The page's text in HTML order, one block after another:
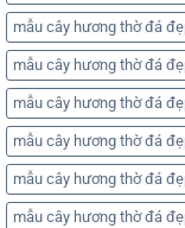
mẫu cây hương thờ đá
mẫu cây hương thờ đá
mẫu cây hương thờ đá
mẫu cây hương thờ đá
mẫu cây hương thờ đá
mẫu cây hương thờ đá